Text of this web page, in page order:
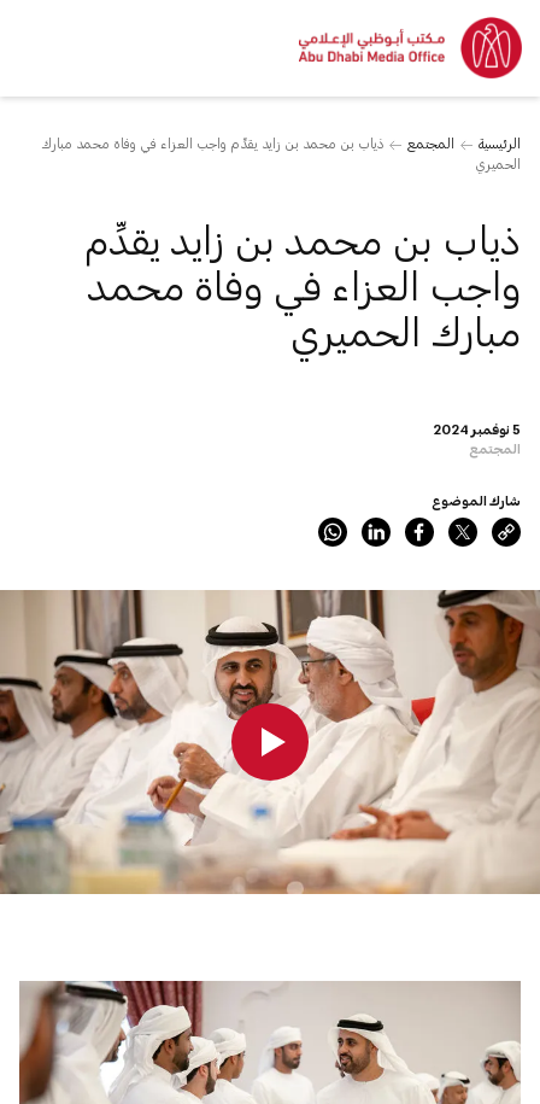
الرئيسية المجتمع
ذياب بن محمد بن زايد يقدِّم واجب العزاء في وفاة محمد مبارك
الحميري
5 نوفمبر 2024
المجتمع
0:00 0:00
ذياب بن محمد بن زايد يقدِّم
واجب العزاء في وفاة محمد
مبارك الحميري
شارك الموضوع